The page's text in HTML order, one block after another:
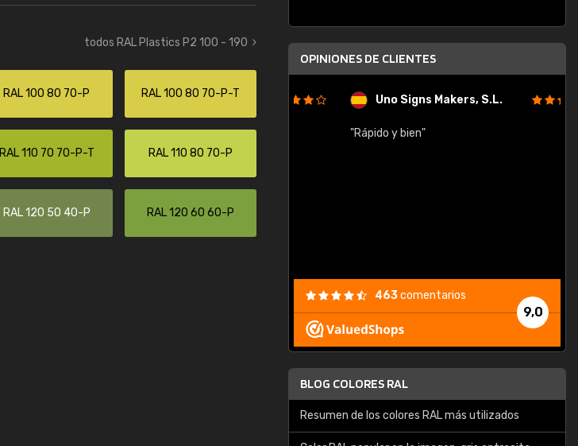
todos RAL Plastics P2 100 - 190
RAL 100 80 70-P RAL 100 80 70-P-T
RAL 110 70 70-P-T RAL 110 80 70-P
RAL 120 50 40-P RAL 120 60 60-P
OPINIONES DE CLIENTES
Enrique
"Buen servicio. No obstante No es fácil
encontrar/comprar lo que se busca"
Uno Signs Makers, S.L.
"Rápido y bien"
9,0
463comentarios
BLOG COLORES RAL
Resumen de los colores RAL más utilizados